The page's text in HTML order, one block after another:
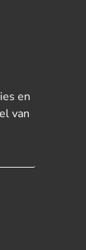
en
van